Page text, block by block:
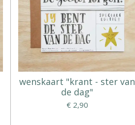
wenskaart "krant - ster van
de dag"
€ 2,90